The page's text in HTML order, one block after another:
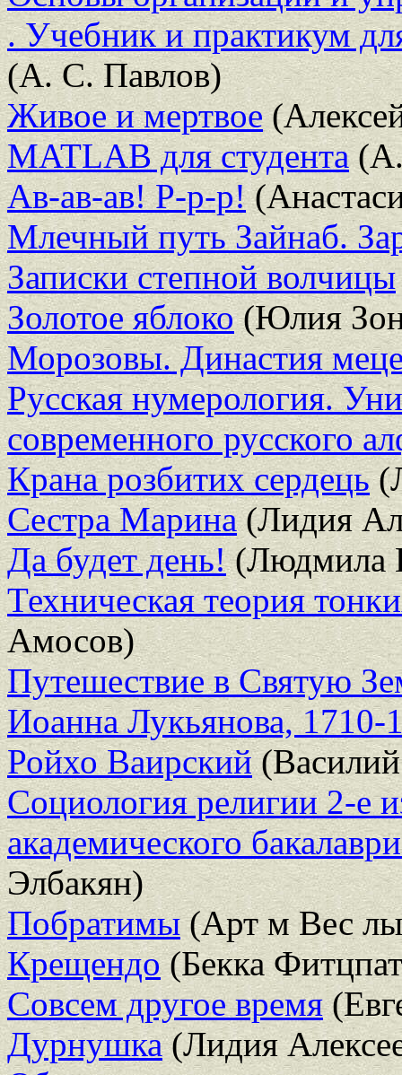
. Учебник и практикум
(А. С. Павлов)
Живое и мертвое
MATLAB для студента
Ав-ав-ав! Р-р-р!
Млечный путь Зайнаб.
Записки степной волчицы
Золотое яблоко(Юлия
Морозовы. Династия
Русская нумерология.
современного русского
Крана розбитих сердець
Сестра Марина(Лидия
Да будет день!(Людмила
Техническая теория
Амосов)
Путешествие в Святую
Иоанна Лукьянова, 1710-
Ройхо Ваирский
Социология религии 2-е
академического
Элбакян)
Побратимы(Арт м Вес
Крещендо(Бекка
Совсем другое время
Дурнушка(Лидия